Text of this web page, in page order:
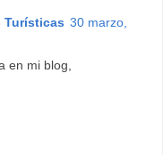
Turísticas 30 marzo,
en mi blog,